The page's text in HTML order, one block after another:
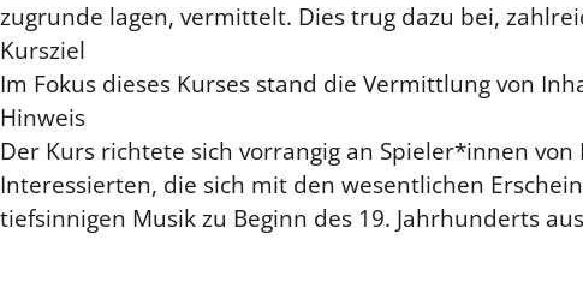
zugrunde lagen, vermittelt. Dies trug dazu bei,
Kursziel
Im Fokus dieses Kurses stand die Vermittlung von
Hinweis
Der Kurs richtete sich vorrangig an Spieler*innen
Interessierten, die sich mit den wesentlichen
tiefsinnigen Musik zu Beginn des 19. Jahrhunderts